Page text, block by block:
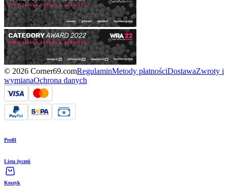
© 2026 Corner69.comRegulaminMetody płatnościDostawaZwroty i
wymianaOchrona danych
Profil
Lista życzeń
Koszyk